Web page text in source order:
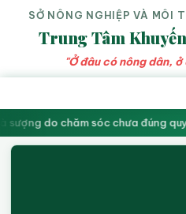
SỞ NÔNG NGHIỆP VÀ MÔI
Trung Tâm
"Ở đâu có nông dân,
sượng do chăm sóc chưa đúng